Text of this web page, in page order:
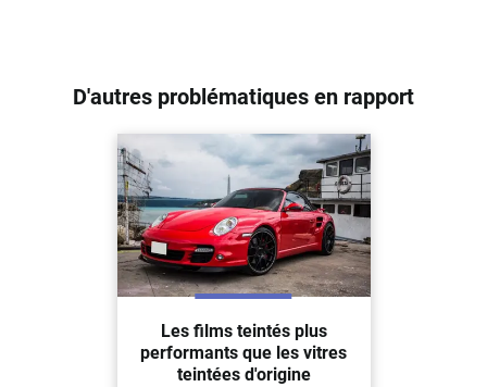
D'autres problématiques en rapport
Les films teintés plus
performants que les vitres
teintées d'origine